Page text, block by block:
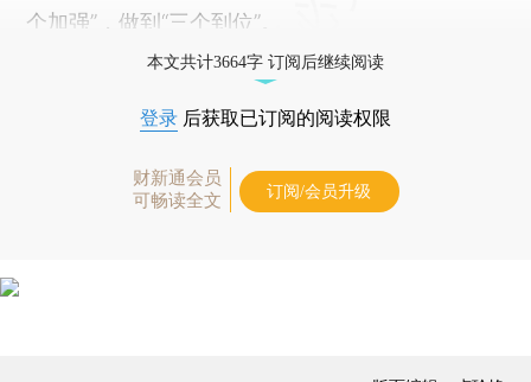
个加强”，做到“三个到位”。
本文共计3664字 订阅后继续阅读
登录 后获取已订阅的阅读权限
财新通会员
可畅读全文
订阅/会员升级